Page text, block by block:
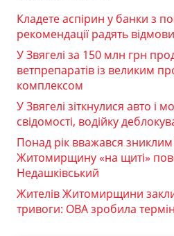
Кладете аспірин у банки з
рекомендації радять
У Звягелі за 150 млн грн
ветпрепаратів із великим
комплексом
У Звягелі зіткнулися авто і
свідомості, водійку
Понад рік вважався зниклим
Житомирщину «на щиті»
Недашківський
Жителів Житомирщини
тривоги: ОВА зробила